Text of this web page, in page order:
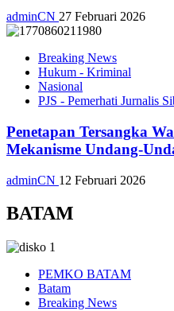
adminCN 27 Februari 2026
Breaking News
Hukum - Kriminal
Nasional
PJS - Pemerhati Jurnalis
Penetapan Tersangka
Mekanisme Undang-
adminCN 12 Februari 2026
BATAM
PEMKO BATAM
Batam
Breaking News